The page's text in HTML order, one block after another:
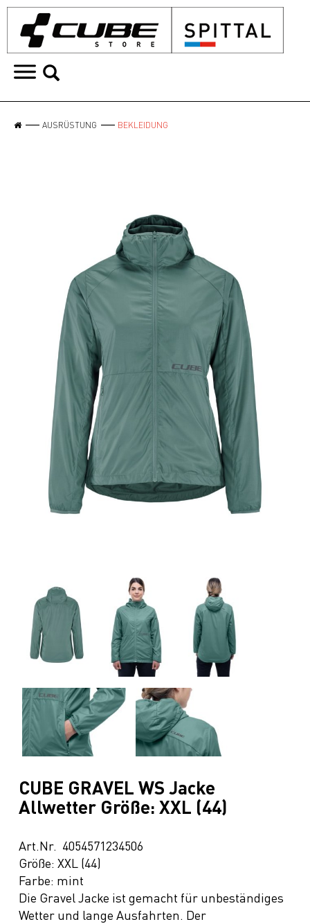
AUSRÜSTUNG BEKLEIDUNG
CUBE GRAVEL WS Jacke
Allwetter Größe: XXL (44)
Art.Nr. 4054571234506
Größe: XXL (44)
Farbe: mint
Die Gravel Jacke ist gemacht für unbeständiges
Wetter und lange Ausfahrten. Der